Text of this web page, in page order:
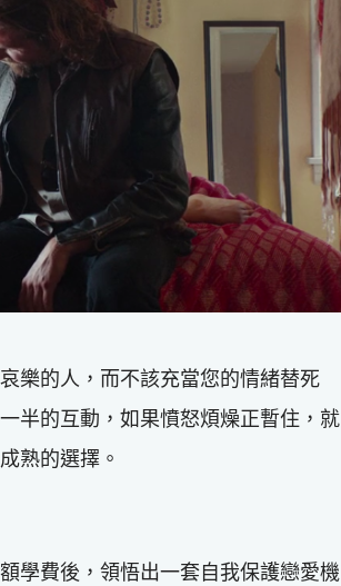
樂的人，而不該充當您的情緒替死
半的互動，如果憤怒煩燥正暫住，就
熟的選擇。
學費後，領悟出一套自我保護戀愛機